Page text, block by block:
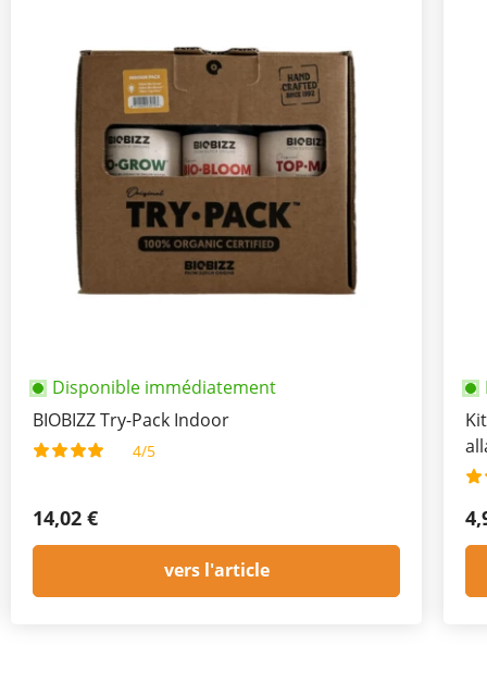
Disponible immédiatement
BIOBIZZ Try-Pack Indoor
4/5
14,02 €
vers l'article